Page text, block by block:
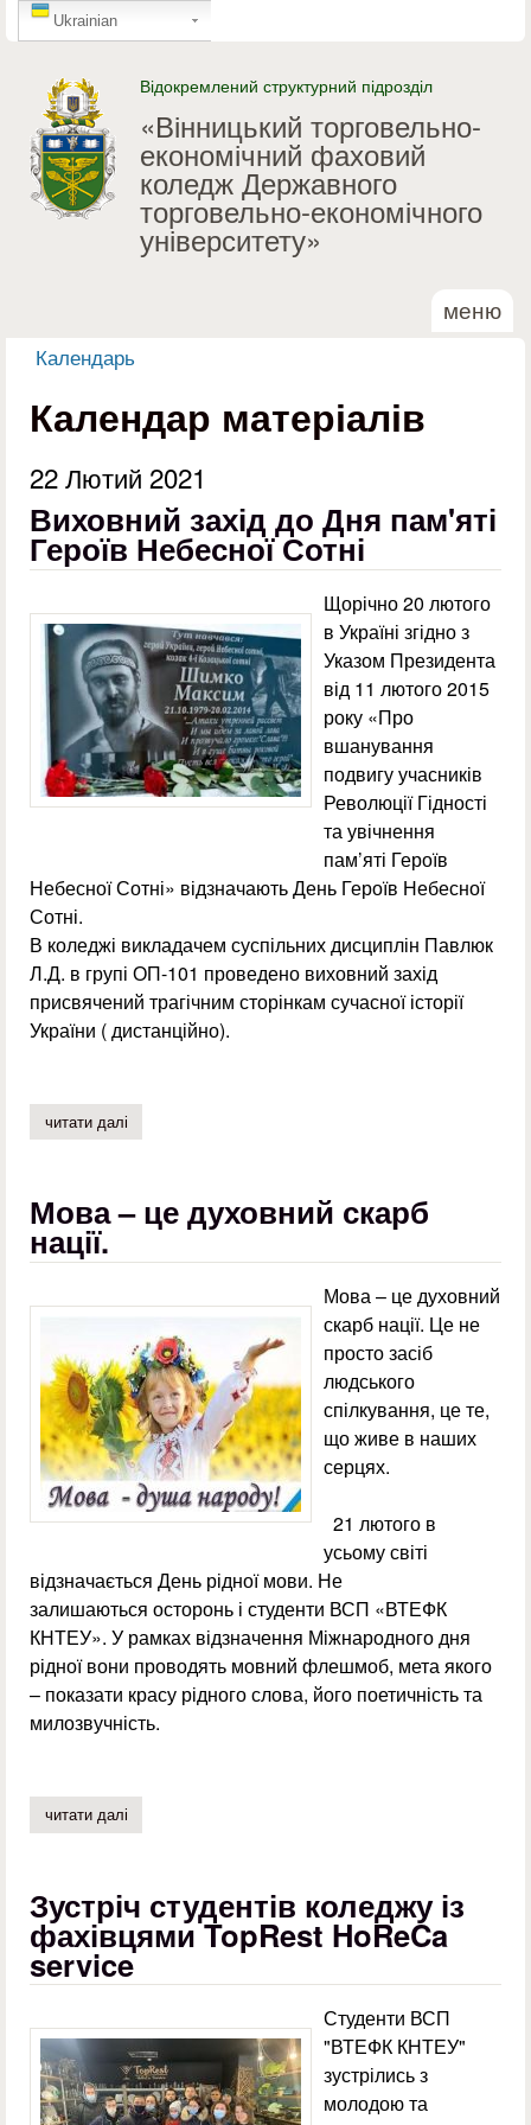
Перейти до основного
GTranslate
Ukrainian
Відокремлений структурний підрозділ
«Вінницький торговельно-
економічний фаховий
коледж Державного
торговельно-економічного
університету»
меню
Ви є тут
Календарь
Календар матеріалів
22 Лютий 2021
Виховний захід до Дня пам'яті
Героїв Небесної Сотні
Щорічно 20 лютого
в Україні згідно з
Указом Президента
від 11 лютого 2015
року «Про
вшанування
подвигу учасників
Революції Гідності
та увічнення
пам’яті Героїв
Небесної Сотні» відзначають День Героїв Небесної
Сотні.
В коледжі викладачем суспільних дисциплін Павлюк
Л.Д. в групі ОП-101 проведено виховний захід
присвячений трагічним сторінкам сучасної історії
України ( дистанційно).
читати далі
Мова – це духовний скарб
нації.
Мова – це духовний
скарб нації. Це не
просто засіб
людського
спілкування, це те,
що живе в наших
серцях.
21 лютого в
усьому світі
відзначається День рідної мови. Не
залишаються осторонь і студенти ВСП «ВТЕФК
КНТЕУ». У рамках відзначення Міжнародного дня
рідної вони проводять мовний флешмоб, мета якого
– показати красу рідного слова, його поетичність та
милозвучність.
читати далі
Зустріч студентів коледжу із
фахівцями TopRest HoReCa
service
Студенти ВСП
"ВТЕФК КНТЕУ"
зустрілись з
молодою та